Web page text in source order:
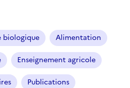
biologique Alimentation
Enseignement agricole
Publications